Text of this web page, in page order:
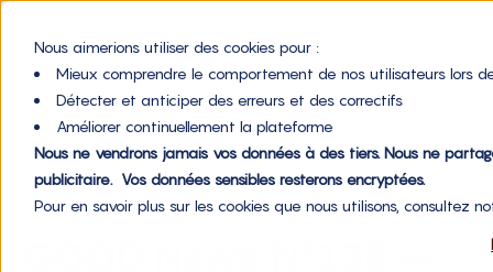
Nous aimerions utiliser des cookies pour :
Mieux comprendre le comportement de nos utilisateurs lors
Détecter et anticiper des erreurs et des correctifs
Améliorer continuellement la plateforme
Nous ne vendrons jamais vos données à des tiers. Nous ne
publicitaire. Vos données sensibles resterons encryptées.
Pour en savoir plus sur les cookies que nous utilisons, consultez
newsletter